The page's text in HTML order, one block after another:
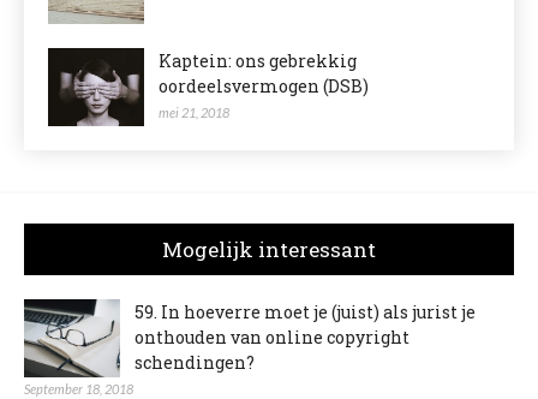
Kaptein: ons gebrekkig
oordeelsvermogen (DSB)
mei 21, 2018
Mogelijk interessant
59. In hoeverre moet je (juist) als jurist je
onthouden van online copyright
schendingen?
September 18, 2018